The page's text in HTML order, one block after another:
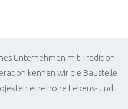
Unternehmen mit Tradition
kennen wir die Baustelle
eine hohe Lebens- und